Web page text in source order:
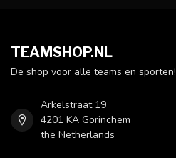
TEAMSHOP.NL
De shop voor alle teams en sporten!
Arkelstraat 19
4201 KA Gorinchem
the Netherlands